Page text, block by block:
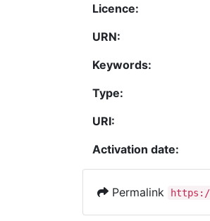
Licence:
URN:
Keywords:
Type:
URI:
Activation date:
Permalink